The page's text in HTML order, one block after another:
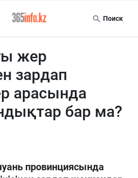
Поиск
жер
зардап
арасында
бар ма?
провинциясында